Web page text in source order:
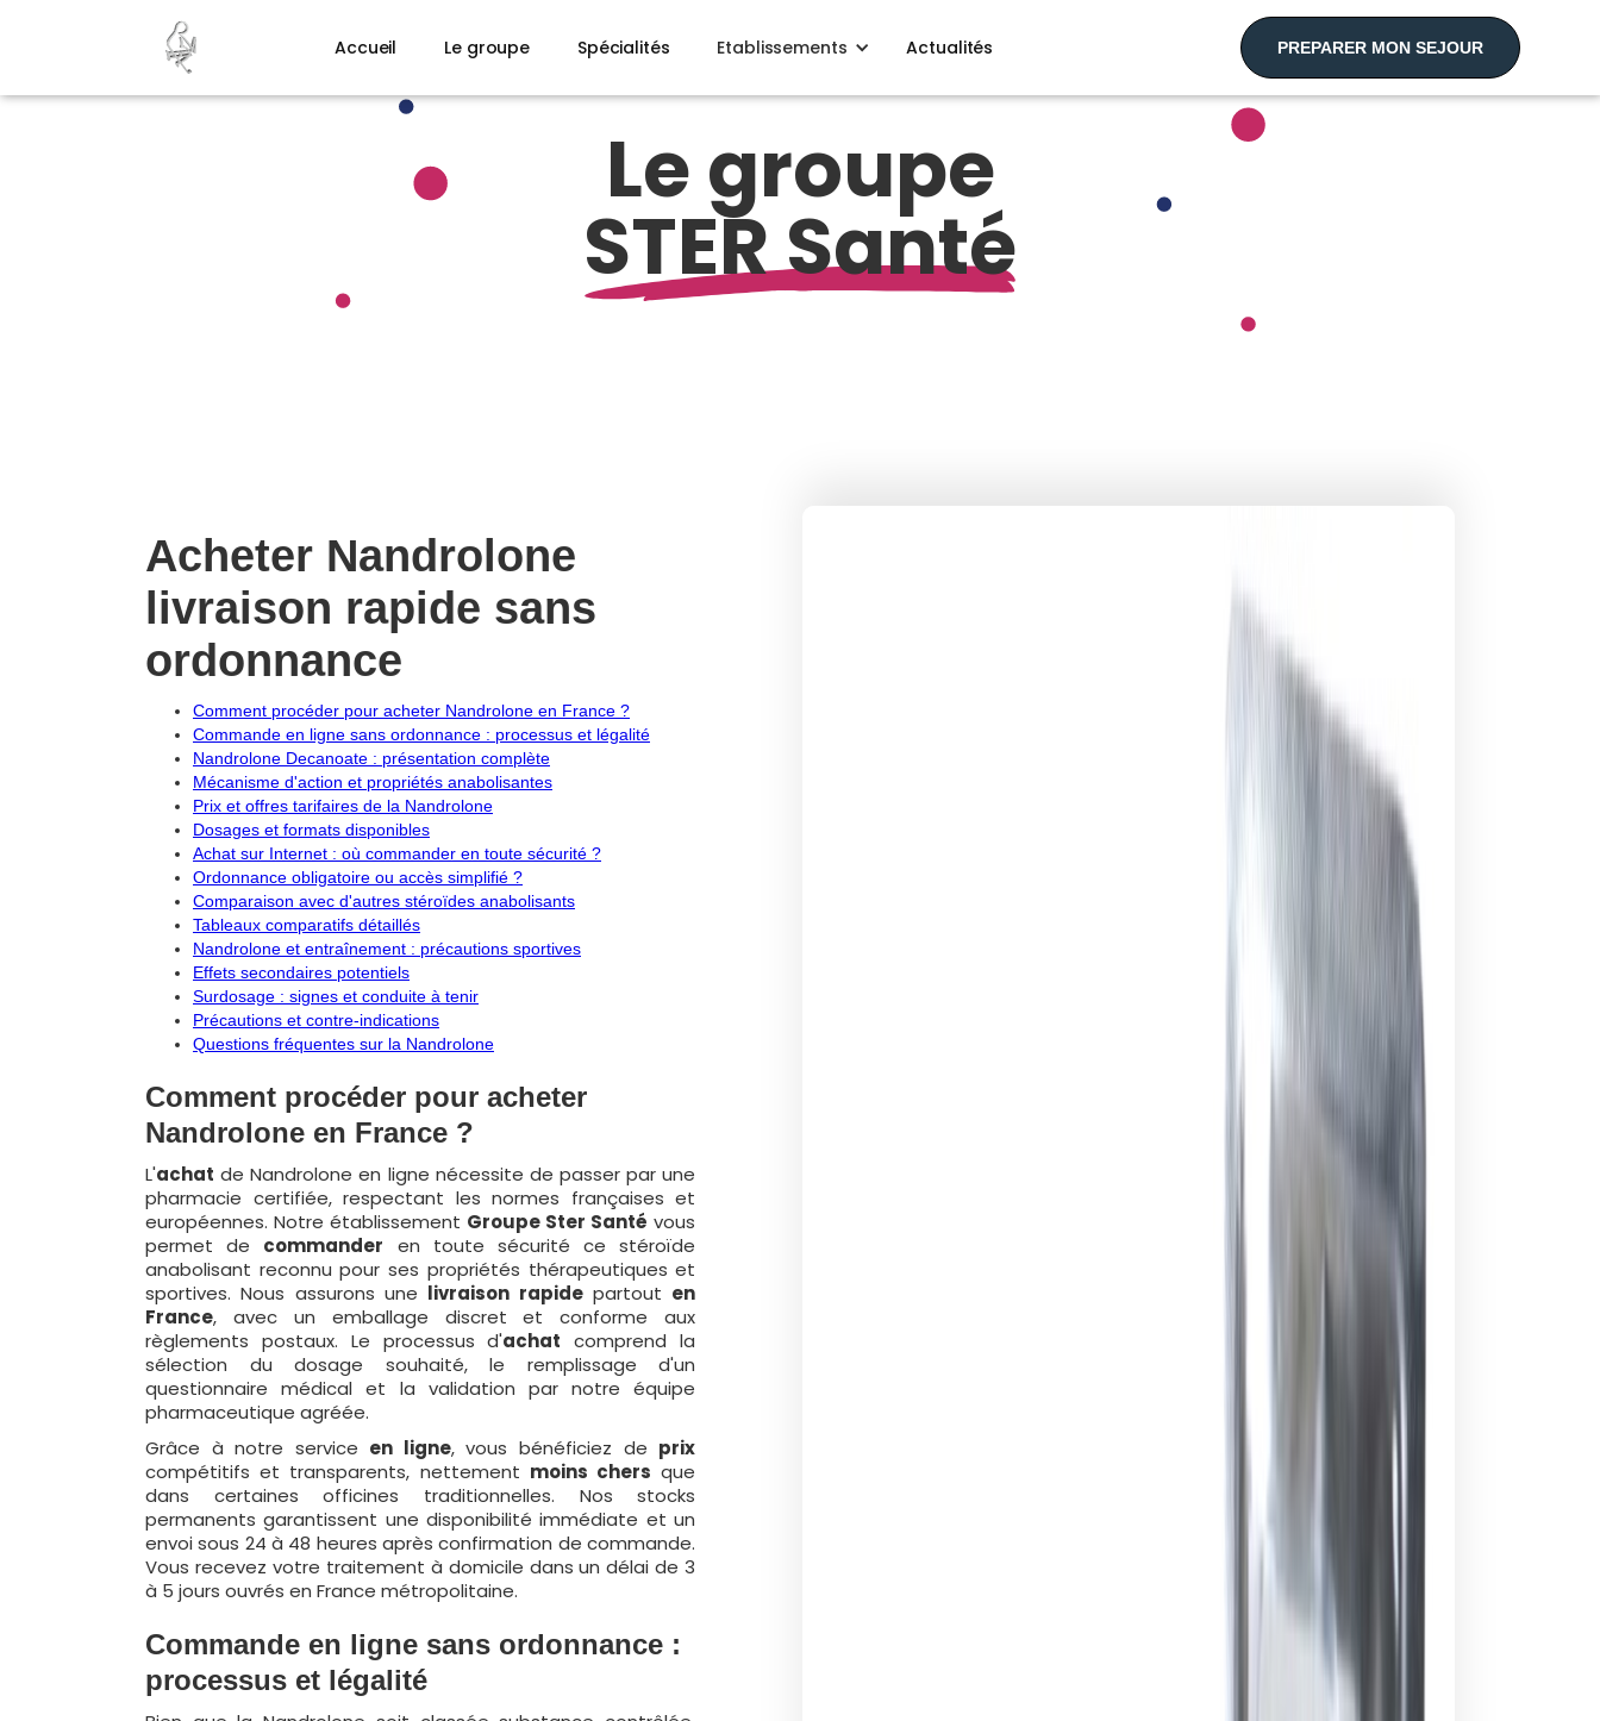
Accueil Le groupe Spécialités Etablissements Actualités PREPARER MON SEJOUR
Le groupe
STER Santé
Acheter Nandrolone
livraison rapide sans
ordonnance
Comment procéder pour acheter Nandrolone en France ?
Commande en ligne sans ordonnance : processus et légalité
Nandrolone Decanoate : présentation complète
Mécanisme d'action et propriétés anabolisantes
Prix et offres tarifaires de la Nandrolone
Dosages et formats disponibles
Achat sur Internet : où commander en toute sécurité ?
Ordonnance obligatoire ou accès simplifié ?
Comparaison avec d'autres stéroïdes anabolisants
Tableaux comparatifs détaillés
Nandrolone et entraînement : précautions sportives
Effets secondaires potentiels
Surdosage : signes et conduite à tenir
Précautions et contre-indications
Questions fréquentes sur la Nandrolone
Comment procéder pour acheter
Nandrolone en France ?
L'achat de Nandrolone en ligne nécessite de passer par une
pharmacie certifiée, respectant les normes françaises et
européennes. Notre établissement Groupe Ster Santé vous
permet de commander en toute sécurité ce stéroïde
anabolisant reconnu pour ses propriétés thérapeutiques et
sportives. Nous assurons une livraison rapidepartout en
France, avec un emballage discret et conforme aux
règlements postaux. Le processus d'achat comprend la
sélection du dosage souhaité, le remplissage d'un
questionnaire médical et la validation par notre équipe
pharmaceutique agréée.
Grâce à notre service en ligne, vous bénéficiez de prix
compétitifs et transparents, nettement moins chers que
dans certaines officines traditionnelles. Nos stocks
permanents garantissent une disponibilité immédiate et un
envoi sous 24 à 48 heures après confirmation de commande.
Vous recevez votre traitement à domicile dans un délai de 3
à 5 jours ouvrés en France métropolitaine.
Commande en ligne sans ordonnance :
processus et légalité